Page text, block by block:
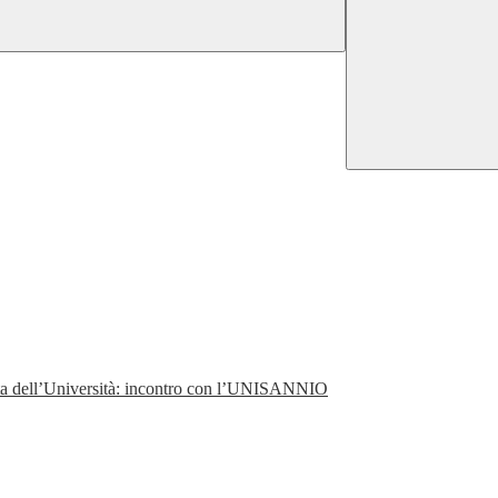
dell’Università: incontro con l’UNISANNIO